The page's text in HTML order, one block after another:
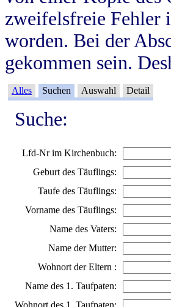
zweifelsfreie Fehler
worden. Bei der
gekommen sein.
Alles Suchen Auswahl Detail
Suche:
Lfd-Nr im Kirchenbuch:
Geburt des Täuflings:
Taufe des Täuflings:
Vorname des Täuflings:
Name des Vaters:
Name der Mutter:
Wohnort der Eltern :
Name des 1. Taufpaten:
Wohnort des 1. Taufpaten: